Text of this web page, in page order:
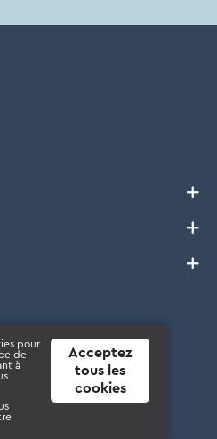
bv - Powered by
pour
de
à
Acceptez
tous les
cookies